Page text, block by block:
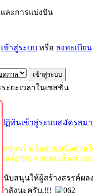
เข้าสู่ระบบ หรือ ลงทะเบียน
ะยะเวลาในเซสชั่น
ปฏิทินเข้าสู่ระบบสมัครสม
อฟแวร์หรือส่วนหนึ่งส่วน
มค์(PM) หากพบเห็นท่าน
นับสนุนให้ผู้สร้างสรรค์ผ
ำลังนะครับ.!!!